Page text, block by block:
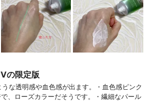
の限定版
うな透明感や血色感が出ます。・血色感ピンク
、ローズカラーだそうです。・繊細なパール